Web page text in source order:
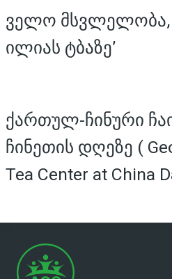
ველო მსვლელობა,
ილიას ტბაზე’
ქართულ-ჩინური
ჩინეთის დღეზე (
Tea Center at China